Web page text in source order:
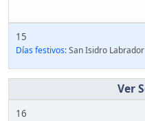
15
Días festivos:San Isidro Labrador
16